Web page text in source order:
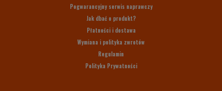
Pogwarancyjny serwis naprawczy
Jak dbać o produkt?
Płatności i dostawa
Wymiana i polityka zwrotów
Regulamin
Polityka Prywatności